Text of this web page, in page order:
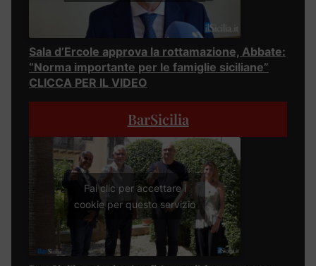
Sala d’Ercole approva la rottamazione, Abbate:
“Norma importante per le famiglie siciliane”
CLICCA PER IL VIDEO
BarSicilia
Fai clic per accettare i
cookie per questo servizio